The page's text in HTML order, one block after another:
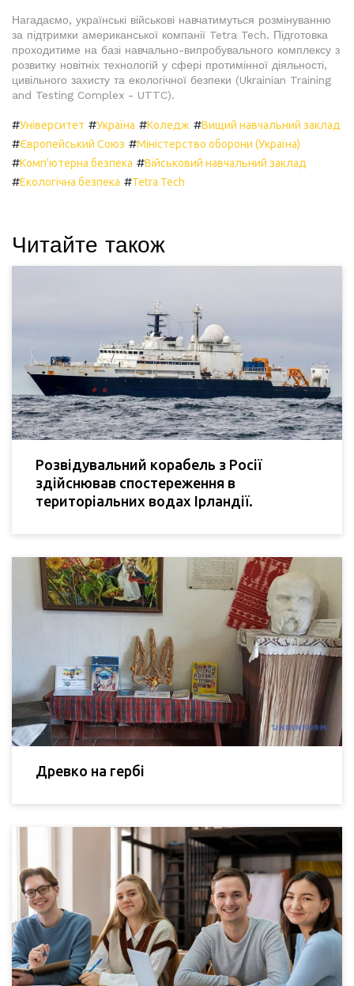
Нагадаємо, українські військові навчатимуться розмінуванню
за підтримки американської компанії Tetra Tech. Підготовка
проходитиме на базі навчально-випробувального комплексу з
розвитку новітніх технологій у сфері протимінної діяльності,
цивільного захисту та екологічної безпеки (Ukrainian Training
and Testing Complex - UTTC).
#Університет #Україна #Коледж #Вищий навчальний заклад
#Європейський Союз #Міністерство оборони (Україна)
#Комп'ютерна безпека #Військовий навчальний заклад
#Екологічна безпека #Tetra Tech
Читайте також
Розвідувальний корабель з Росії
здійснював спостереження в
територіальних водах Ірландії.
Древко на гербі